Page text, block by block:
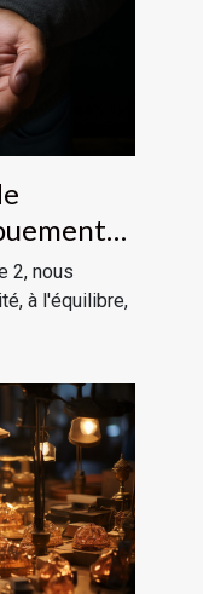
2
2, nous
à l'équilibre,